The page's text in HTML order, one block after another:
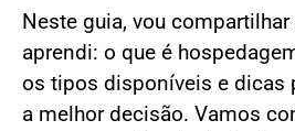
Neste guia, vou
aprendi: o que é
os tipos disponíveis e dicas
a melhor decisão. Vamos